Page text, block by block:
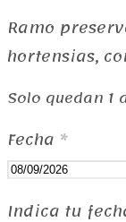
Ramo
hortensias,
Solo quedan 1
Fecha *
Indica tu